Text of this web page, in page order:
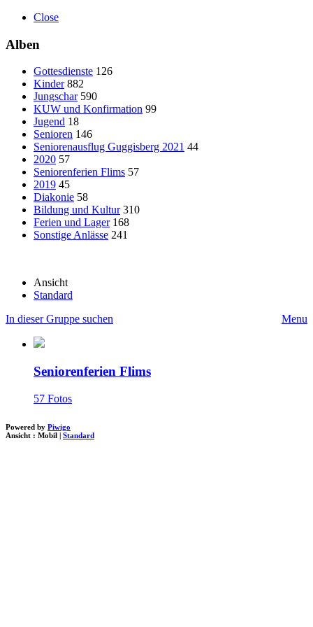
Close
Alben
Gottesdienste 126
Kinder 882
Jungschar 590
KUW und Konfirmation 99
Jugend 18
Senioren 146
Seniorenausflug Guggisberg 2021 44
2020 57
Seniorenferien Flims 57
2019 45
Diakonie 58
Bildung und Kultur 310
Ferien und Lager 168
Sonstige Anlässe 241
Ansicht
Standard
Menu
In dieser Gruppe suchen
Seniorenferien Flims
57 Fotos
Powered by Piwigo
Ansicht : Mobil | Standard